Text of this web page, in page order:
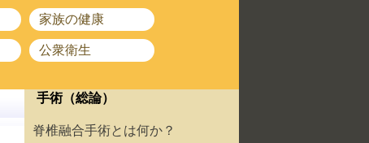
家族の健康
公衆衛生
手術（総論）
脊椎融合手術とは何か？